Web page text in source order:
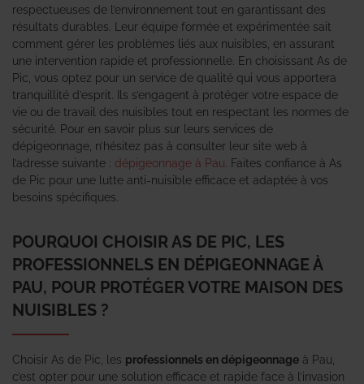
respectueuses de l’environnement tout en garantissant des
résultats durables. Leur équipe formée et expérimentée sait
comment gérer les problèmes liés aux nuisibles, en assurant
une intervention rapide et professionnelle. En choisissant As de
Pic, vous optez pour un service de qualité qui vous apportera
tranquillité d’esprit. Ils s’engagent à protéger votre espace de
vie ou de travail des nuisibles tout en respectant les normes de
sécurité. Pour en savoir plus sur leurs services de
dépigeonnage, n’hésitez pas à consulter leur site web à
l’adresse suivante : dépigeonnage à Pau . Faites confiance à As
de Pic pour une lutte anti-nuisible efficace et adaptée à vos
besoins spécifiques.
POURQUOI CHOISIR AS DE PIC, LES
PROFESSIONNELS EN DÉPIGEONNAGE À
PAU, POUR PROTÉGER VOTRE MAISON DES
NUISIBLES ?
Choisir As de Pic, les professionnels en dépigeonnage à Pau,
c’est opter pour une solution efficace et rapide face à l’invasion